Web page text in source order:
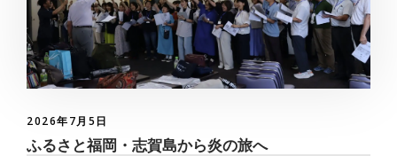
2026年7月5日
ふるさと福岡・志賀島から炎の旅へ